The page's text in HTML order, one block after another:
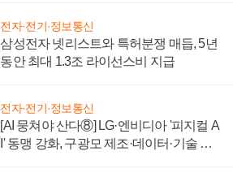
전자·전기·정보통신
삼성전자 넷리스트와 특허분쟁 매듭, 5년
동안 최대 1.3조 라이선스비 지급
전자·전기·정보통신
[AI 뭉쳐야 산다⑧] LG·엔비디아 '피지컬 A
I' 동맹 강화, 구광모 제조·데이터·기술 결